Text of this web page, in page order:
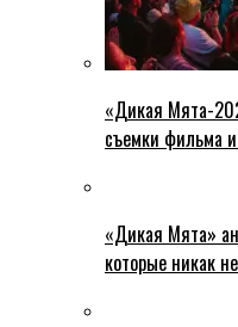
«Дикая Мята-
съемки фильма
«Дикая Мята»
которые никак